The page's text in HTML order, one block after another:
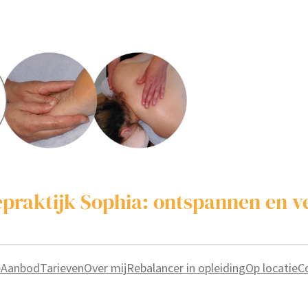
Sophia: ontspannen en
AanbodTarievenOver mijRebalancer in opleidingOp locatie